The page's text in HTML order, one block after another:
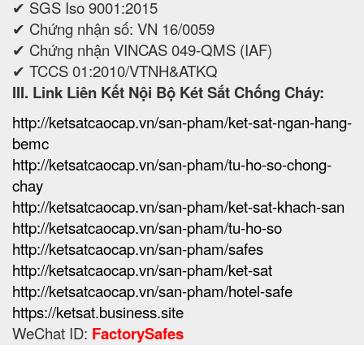
✔ SGS Iso 9001:2015
✔ Chứng nhận số: VN 16/0059
✔ Chứng nhận VINCAS 049-QMS (IAF)
✔ TCCS 01:2010/VTNH&ATKQ
III. Link Liên Kết Nội Bộ Két Sắt Chống Cháy:
http://ketsatcaocap.vn/san-pham/ket-sat-ngan-hang-
bemc
http://ketsatcaocap.vn/san-pham/tu-ho-so-chong-
chay
http://ketsatcaocap.vn/san-pham/ket-sat-khach-san
http://ketsatcaocap.vn/san-pham/tu-ho-so
http://ketsatcaocap.vn/san-pham/safes
http://ketsatcaocap.vn/san-pham/ket-sat
http://ketsatcaocap.vn/san-pham/hotel-safe
https://ketsat.business.site
WeChat ID: FactorySafes